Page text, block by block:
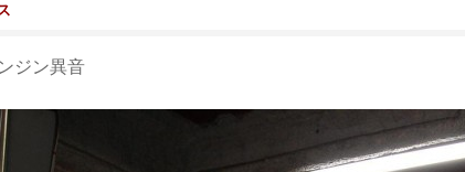
ジン異音